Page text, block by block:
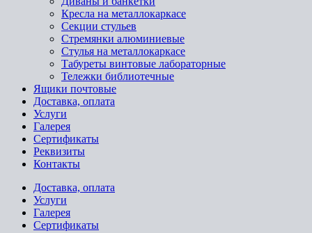
Кресла на металлокаркасе
Секции стульев
Стремянки алюминиевые
Стулья на металлокаркасе
Табуреты винтовые лабораторные
Тележки библиотечные
Ящики почтовые
Доставка, оплата
Услуги
Галерея
Сертификаты
Реквизиты
Контакты
Доставка, оплата
Услуги
Галерея
Сертификаты